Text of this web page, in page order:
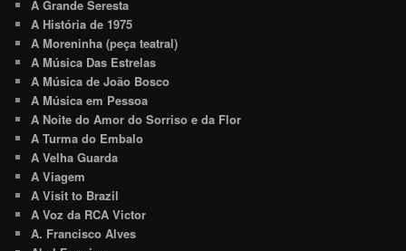
A Grande Seresta
A História de 1975
A Moreninha (peça teatral)
A Música Das Estrelas
A Música de João Bosco
A Música em Pessoa
A Noite do Amor do Sorriso e da Flor
A Turma do Embalo
A Velha Guarda
A Viagem
A Visit to Brazil
A Voz da RCA Victor
A. Francisco Alves